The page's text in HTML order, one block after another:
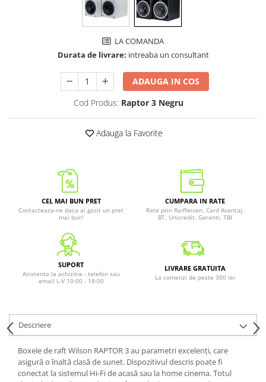
LA COMANDA
Durata de livrare: intreaba un consultant
ADAUGA IN COS
Cod Produs: Raptor 3 Negru
Adauga la Favorite
CEL MAI BUN PRET
Contacteaza-ne daca ai gasit un pret
mai bun!
CUMPARA IN RATE
Rate prin Raiffeisen, Card Avantaj,
BT, Unicredit, Garanti, TBI
SUPORT
Asistenta la achizitie - telefon sau
email L-V 10:00 - 18:00
LIVRARE GRATUITA
La comenzi de peste 300 lei
Descriere
Boxele de raft Wilson RAPTOR 3 au parametri excelenți, care
asigură o înaltă clasă de sunet. Dispozitivul descris poate fi
conectat la sistemul Hi-Fi de acasă sau la home cinema. Totul